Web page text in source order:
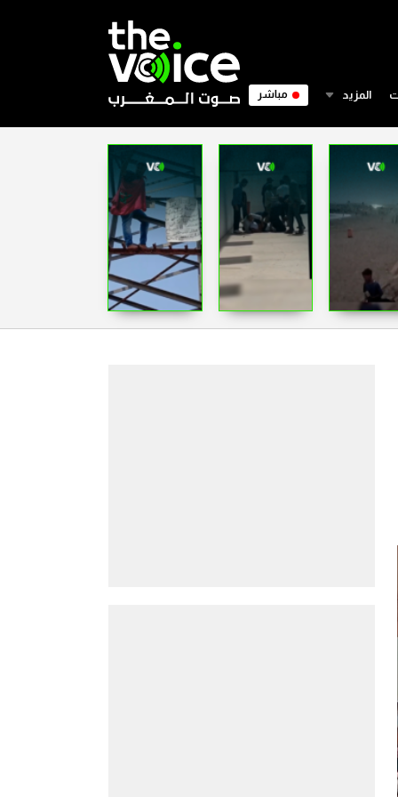
المزيد مباشر